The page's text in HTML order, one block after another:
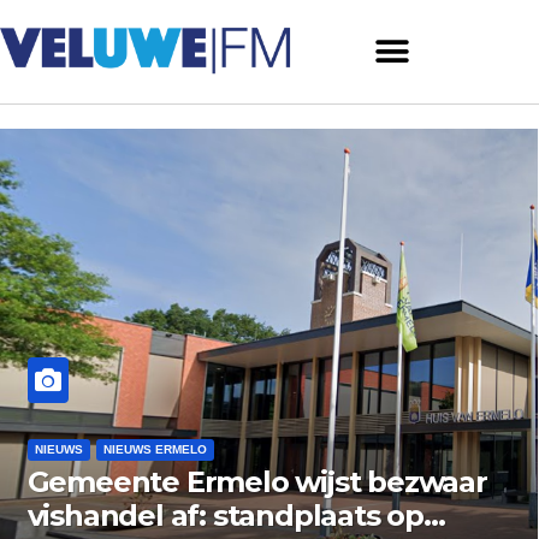
NIEUWS NIEUWS ERMELO
Gemeente Ermelo wijst bezwaar
vishandel af: standplaats op